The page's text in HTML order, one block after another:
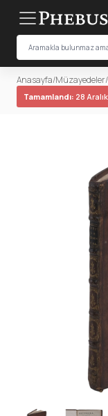
Anasayfa/Müzayedeler/
Tamamlandı: 28